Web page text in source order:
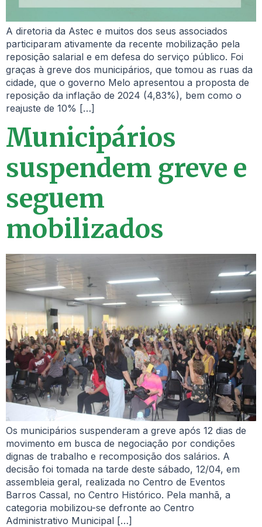
A diretoria da Astec e muitos dos seus associados
participaram ativamente da recente mobilização pela
reposição salarial e em defesa do serviço público. Foi
graças à greve dos municipários, que tomou as ruas da
cidade, que o governo Melo apresentou a proposta de
reposição da inflação de 2024 (4,83%), bem como o
reajuste de 10% […]
Municipários
suspendem greve e
seguem
mobilizados
Os municipários suspenderam a greve após 12 dias de
movimento em busca de negociação por condições
dignas de trabalho e recomposição dos salários. A
decisão foi tomada na tarde deste sábado, 12/04, em
assembleia geral, realizada no Centro de Eventos
Barros Cassal, no Centro Histórico. Pela manhã, a
categoria mobilizou-se defronte ao Centro
Administrativo Municipal […]